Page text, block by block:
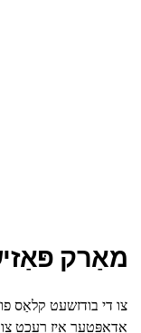
מאַרק
אַדאַפּטער איז רעכט צו